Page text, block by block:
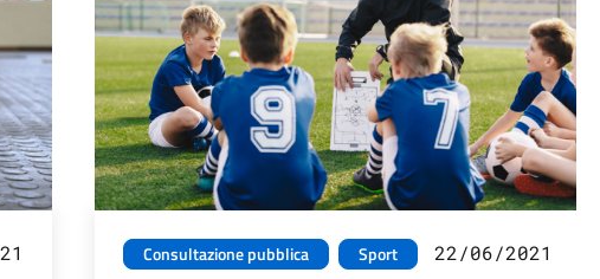
Consultazione pubblica Sport 22/06/2021